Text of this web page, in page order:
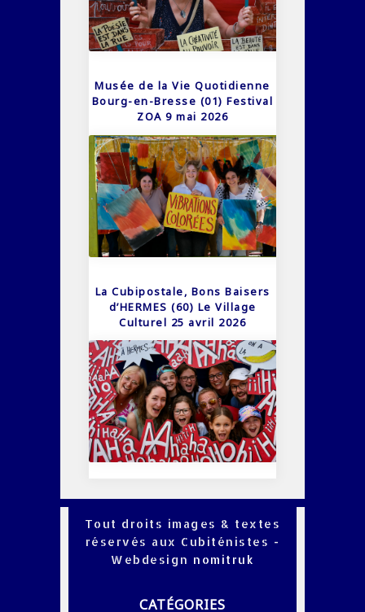
Musée de la Vie Quotidienne
Bourg-en-Bresse (01) Festival
ZOA 9 mai 2026
La Cubipostale, Bons Baisers
d’HERMES (60) Le Village
Culturel 25 avril 2026
Tout droits images & textes
réservés aux Cubiténistes -
Webdesign nomitruk
CATÉGORIES